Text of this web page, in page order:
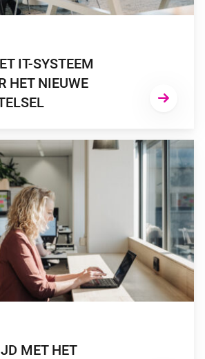
IT-SYSTEEM
HET NIEUWE
TIJD MET HET AANPASSEN VAN JE
MET HET